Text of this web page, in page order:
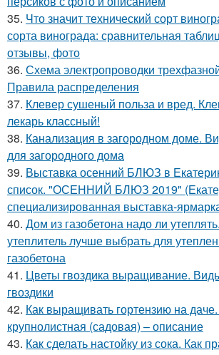
35. Что значит технический сорт
сорта винограда: сравнительная
отзывы, фото
36. Схема электропроводки
Правила распределения
37. Клевер сушеный польза и вред.
лекарь классный!
38. Канализация в загородном доме.
для загородного дома
39. Выставка осенний БЛЮЗ в
список. "ОСЕННИЙ БЛЮЗ 2019"
специализированная выставка-
40. Дом из газобетона надо ли
утеплитель лучше выбрать для
газобетона
41. Цветы гвоздика выращивание.
гвоздики
42. Как выращивать гортензию на
крупнолистная (садовая) – описание
43. Как сделать настойку из сока. Как